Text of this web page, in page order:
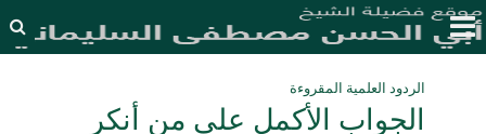
الردود العلمية المقروءة
الجواب الأكمل على من أنكر